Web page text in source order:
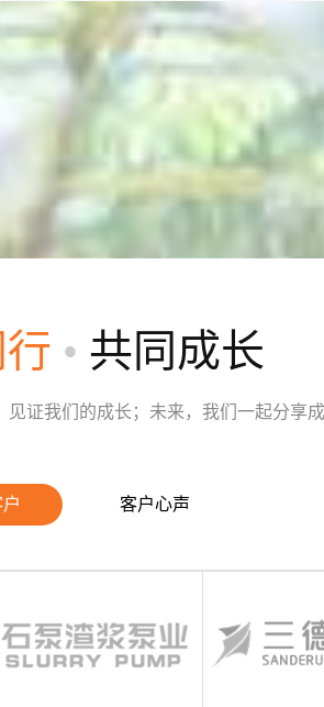
• 共同成长
证我们的成长；未来，我们一起分享成
客户心声